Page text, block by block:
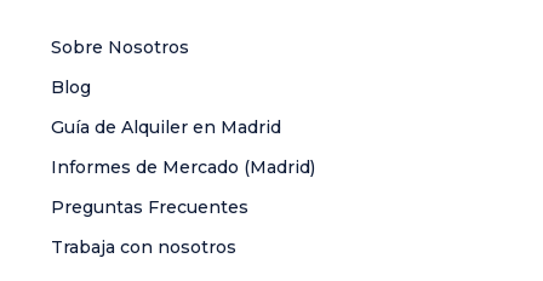
Sobre Nosotros
Blog
Guía de Alquiler en Madrid
Informes de Mercado (Madrid)
Preguntas Frecuentes
Trabaja con nosotros